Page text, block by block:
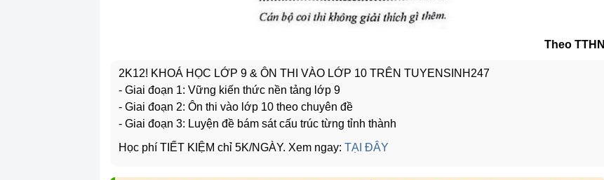
Theo TTHN
2K12! KHOÁ HỌC LỚP 9 & ÔN THI VÀO LỚP 10 TRÊN TUYENSINH247
- Giai đoạn 1: Vững kiến thức nền tảng lớp 9
- Giai đoạn 2: Ôn thi vào lớp 10 theo chuyên đề
- Giai đoạn 3: Luyện đề bám sát cấu trúc từng tỉnh thành
Học phí TIẾT KIỆM chỉ 5K/NGÀY. Xem ngay: TẠI ĐÂY